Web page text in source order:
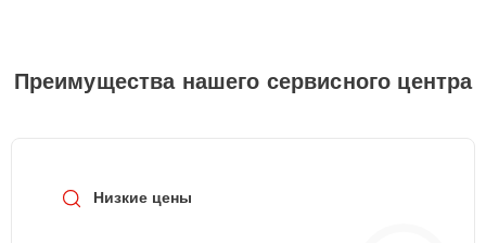
Преимущества нашего сервисного центра
Низкие цены